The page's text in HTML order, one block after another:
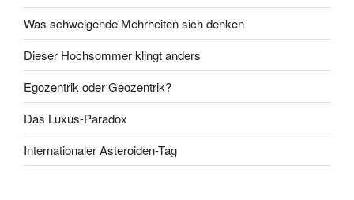
Was schweigende Mehrheiten sich denken
Dieser Hochsommer klingt anders
Egozentrik oder Geozentrik?
Das Luxus-Paradox
Internationaler Asteroiden-Tag